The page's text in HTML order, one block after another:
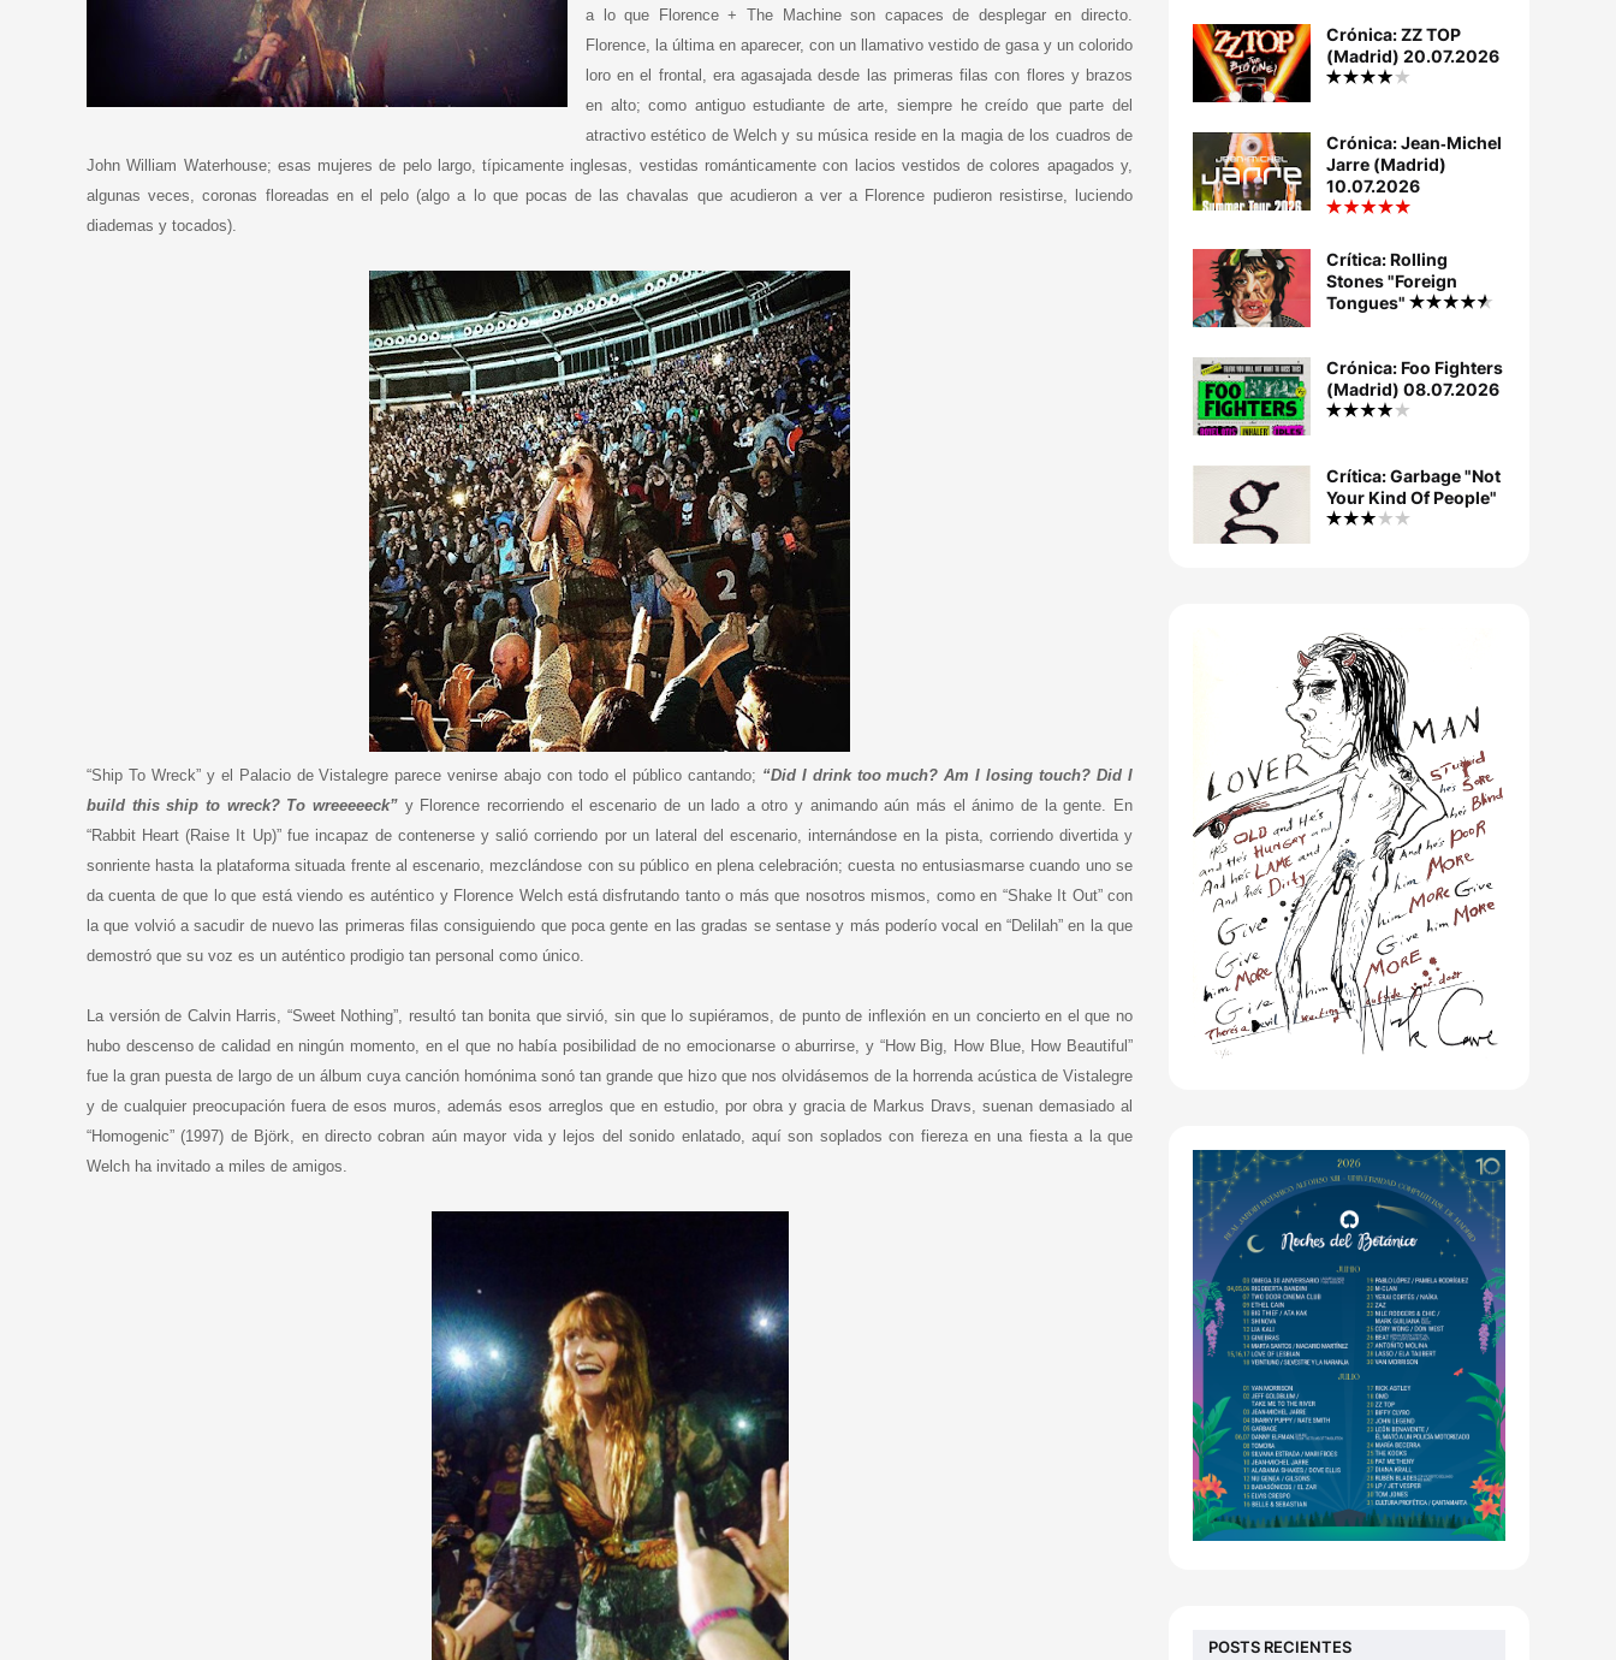
a lo que Florence + The Machine son capaces de desplegar en directo.
Florence, la última en aparecer, con un llamativo vestido de gasa y un colorido
loro en el frontal, era agasajada desde las primeras filas con flores y brazos
en alto; como antiguo estudiante de arte, siempre he creído que parte del
atractivo estético de Welch y su música reside en la magia de los cuadros de
John William Waterhouse; esas mujeres de pelo largo, típicamente inglesas, vestidas románticamente con lacios vestidos de colores apagados y,
algunas veces, coronas floreadas en el pelo (algo a lo que pocas de las chavalas que acudieron a ver a Florence pudieron resistirse, luciendo
diademas y tocados).
“Ship To Wreck” y el Palacio de Vistalegre parece venirse abajo con todo el público cantando; “Did I drink too much? Am I losing touch? Did I
build this ship to wreck? To wreeeeeck”y Florence recorriendo el escenario de un lado a otro y animando aún más el ánimo de la gente. En
“Rabbit Heart (Raise It Up)” fue incapaz de contenerse y salió corriendo por un lateral del escenario, internándose en la pista, corriendo divertida y
sonriente hasta la plataforma situada frente al escenario, mezclándose con su público en plena celebración; cuesta no entusiasmarse cuando uno se
da cuenta de que lo que está viendo es auténtico y Florence Welch está disfrutando tanto o más que nosotros mismos, como en “Shake It Out” con
la que volvió a sacudir de nuevo las primeras filas consiguiendo que poca gente en las gradas se sentase y más poderío vocal en “Delilah” en la que
demostró que su voz es un auténtico prodigio tan personal como único.
La versión de Calvin Harris, “Sweet Nothing”, resultó tan bonita que sirvió, sin que lo supiéramos, de punto de inflexión en un concierto en el que no
hubo descenso de calidad en ningún momento, en el que no había posibilidad de no emocionarse o aburrirse, y “How Big, How Blue, How Beautiful”
fue la gran puesta de largo de un álbum cuya canción homónima sonó tan grande que hizo que nos olvidásemos de la horrenda acústica de Vistalegre
y de cualquier preocupación fuera de esos muros, además esos arreglos que en estudio, por obra y gracia de Markus Dravs, suenan demasiado al
“Homogenic” (1997) de Björk, en directo cobran aún mayor vida y lejos del sonido enlatado, aquí son soplados con fiereza en una fiesta a la que
Welch ha invitado a miles de amigos.
Crónica: ZZ TOP
(Madrid) 20.07.2026
Crónica: Jean‐Michel
Jarre (Madrid)
10.07.2026
Crítica: Rolling
Stones "Foreign
Tongues"
Crónica: Foo Fighters
(Madrid) 08.07.2026
Crítica: Garbage "Not
Your Kind Of People"
POSTS RECIENTES